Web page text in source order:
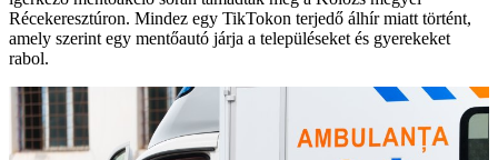
Récekeresztúron. Mindez egy TikTokon terjedő álhír miatt történt,
amely szerint egy mentőautó járja a településeket és gyerekeket
rabol.